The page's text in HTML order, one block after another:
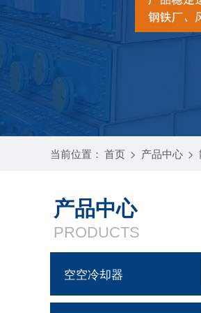
当前位置： 首页 > 产品中心 >
产品中心
PRODUCTS
空空冷却器